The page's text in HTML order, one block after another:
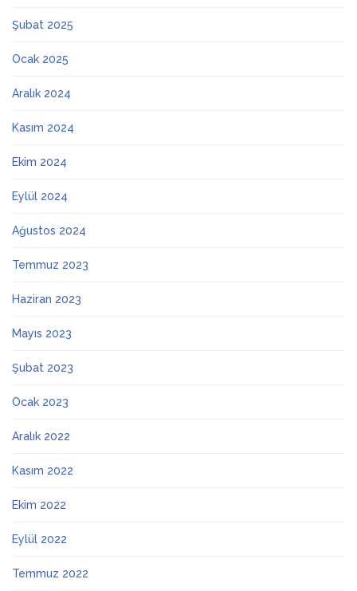
Şubat 2025
Ocak 2025
Aralık 2024
Kasım 2024
Ekim 2024
Eylül 2024
Ağustos 2024
Temmuz 2023
Haziran 2023
Mayıs 2023
Şubat 2023
Ocak 2023
Aralık 2022
Kasım 2022
Ekim 2022
Eylül 2022
Temmuz 2022